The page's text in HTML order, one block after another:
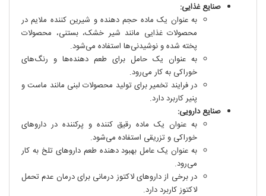
صنایع غذایی:
به عنوان یک ماده حجم دهنده و شیرین کننده ملایم در
محصولات غذایی مانند شیر خشک، بستنی، محصولات
پخته شده و نوشیدنی‌ها استفاده می‌شود.
به عنوان یک حامل برای طعم دهنده‌ها و رنگ‌های
خوراکی به کار می‌رود.
در فرایند تخمیر برای تولید محصولات لبنی مانند ماست و
پنیر کاربرد دارد.
صنایع دارویی:
به عنوان یک ماده رقیق کننده و پرکننده در داروهای
خوراکی و تزریقی استفاده می‌شود.
به عنوان یک عامل بهبود دهنده طعم داروهای تلخ به کار
می‌رود.
در برخی از داروهای لاکتوز درمانی برای درمان عدم تحمل
لاکتوز کاربرد دارد.